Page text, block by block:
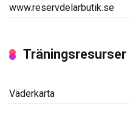
www.reservdelarbutik.se
Träningsresurser
Väderkarta